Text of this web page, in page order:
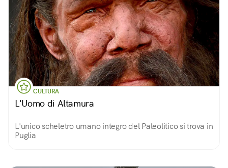
CULTURA
L'Uomo di Altamura
L'unico scheletro umano integro del Paleolitico si trova in
Puglia